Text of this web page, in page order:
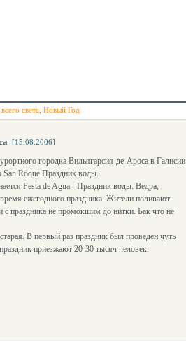
света Новый Год
[15.08.2006]
городка Вильягарсия-де-Ароса в Галисии
San Roque Праздник воды.
Festa de Agua - Праздник воды. Ведра,
ежегодного праздника. Жители поливают
с праздника не промокшим до нитки. Ьак что не
В первый раз праздник был проведен чуть
приезжают 20-30 тысяч человек.